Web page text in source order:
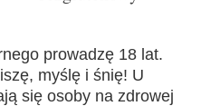
prowadzę 18 lat.
myślę i śnię! U
się osoby na zdrowej